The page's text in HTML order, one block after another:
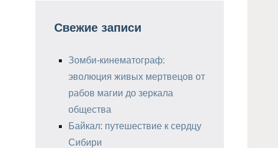
Свежие записи
Зомби-кинематограф:
эволюция живых мертвецов от
рабов магии до зеркала
общества
Байкал: путешествие к сердцу
Сибири